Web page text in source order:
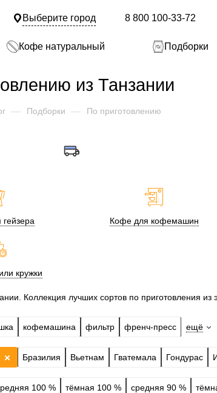
Выберите город 8 800 100-33-72
Кофе натуральный Подборки
из Танзании
— Подборки — По приготовлению
Кофе для кофемашин
кружки
Коллекция лучших сортов по приготовления из
кофемашина фильтр френч-пресс ещё
Бразилия Вьетнам Гватемала Гондурас
100 % тёмная 100 % средняя 90 %